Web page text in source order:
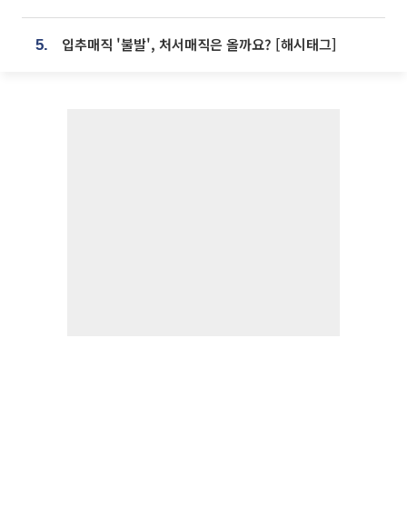
5. 입추매직 '불발', 처서매직은 올까요? [해시태그]